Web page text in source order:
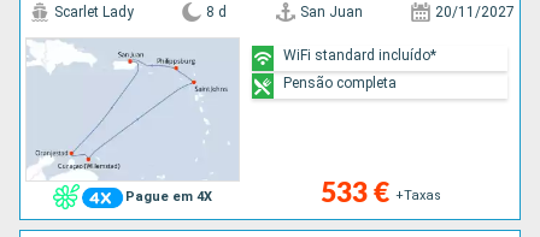
Pague em 4X
Scarlet Lady 8 d San Juan 20/11/2027
533 € +Taxas
WiFi standard incluído*
Pensão completa